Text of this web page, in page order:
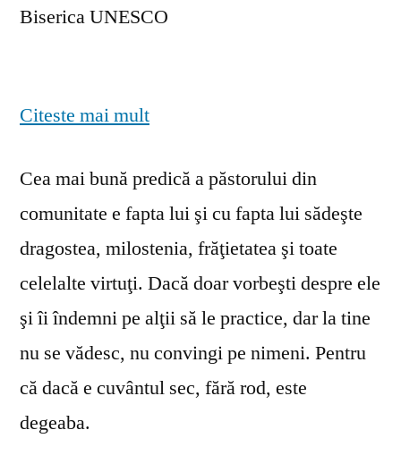
Biserica UNESCO
Citeste mai mult
Cea mai bună predică a păstorului din
comunitate e fapta lui şi cu fapta lui sădeşte
dragostea, milostenia, frăţietatea şi toate
celelalte virtuţi. Dacă doar vorbeşti despre ele
şi îi îndemni pe alţii să le practice, dar la tine
nu se vă­desc, nu convingi pe nimeni. Pentru
că dacă e cuvântul sec, fără rod, este
degeaba.